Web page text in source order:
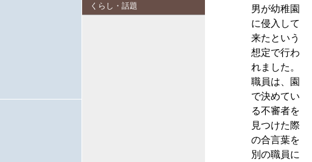
くらし・話題
男が幼稚園
に侵入して
来たという
想定で行わ
れました。
職員は、園
で決めてい
る不審者を
見つけた際
の合言葉を
別の職員に